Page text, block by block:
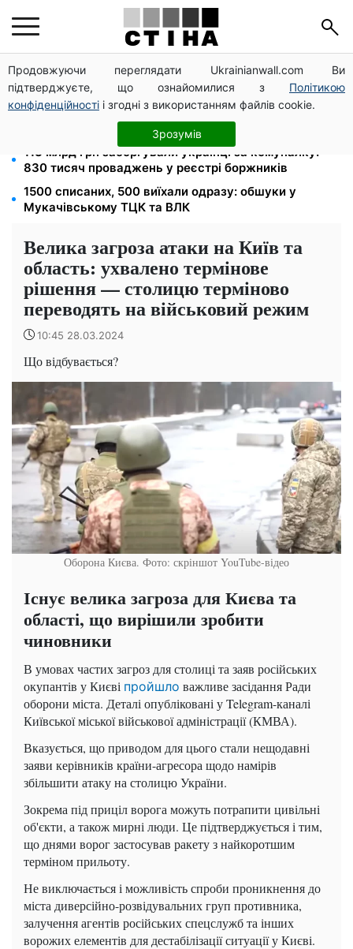
Продовжуючи переглядати Ukrainianwall.com Ви
підтверджуєте, що ознайомилися з Політикою
конфіденційності і згодні з використанням файлів cookie.
Зрозумів
100 000 грн за 18 місяців: Укрзалізниця скасувала
щомісячні виплати мобілізованим
120 грн на день лише на дорогу: кияни масово
звільняються через тариф 30 грн за проїзд
113 млрд грн заборгували українці за комуналку:
830 тисяч проваджень у реєстрі боржників
1500 списаних, 500 виїхали одразу: обшуки у
Мукачівському ТЦК та ВЛК
Велика загроза атаки на Київ та
область: ухвалено термінове
рішення — столицю терміново
переводять на військовий режим
10:45 28.03.2024
Що відбувається?
Оборона Києва. Фото: скріншот YouTube-відео
Існує велика загроза для Києва та
області, що вирішили зробити
чиновники
В умовах частих загроз для столиці та заяв російських
окупантів у Києві пройшло важливе засідання Ради
оборони міста. Деталі опубліковані у Telegram-каналі
Київської міської військової адміністрації (КМВА).
Вказується, що приводом для цього стали нещодавні
заяви керівників країни-агресора щодо намірів
збільшити атаку на столицю України.
Зокрема під приціл ворога можуть потрапити цивільні
об'єкти, а також мирні люди. Це підтверджується і тим,
що днями ворог застосував ракету з найкоротшим
терміном прильоту.
Не виключається і можливість спроби проникнення до
міста диверсійно-розвідувальних груп противника,
залучення агентів російських спецслужб та інших
ворожих елементів для дестабілізації ситуації у Києві.